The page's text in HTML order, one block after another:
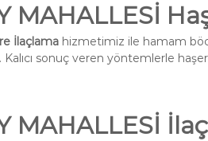
MAHALLESİ
İlaçlama hizmetimiz ile hamam
sonuç veren yöntemlerle
MAHALLESİ